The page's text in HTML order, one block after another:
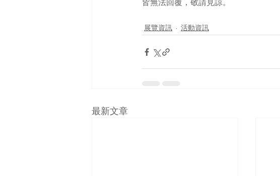
展覽資訊 活動資訊
最新文章